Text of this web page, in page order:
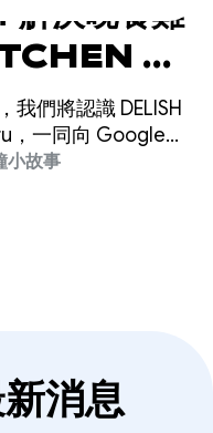
決晚餐難
如
家庭廚師
們將認識 DELISH
，一同向 Google
人員致敬。
小故事
消息